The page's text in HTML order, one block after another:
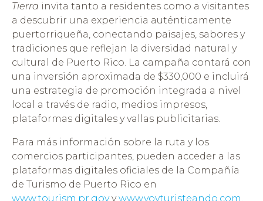
Tierra invita tanto a residentes como a visitantes
a descubrir una experiencia auténticamente
puertorriqueña, conectando paisajes, sabores y
tradiciones que reflejan la diversidad natural y
cultural de Puerto Rico. La campaña contará con
una inversión aproximada de $330,000 e incluirá
una estrategia de promoción integrada a nivel
local a través de radio, medios impresos,
plataformas digitales y vallas publicitarias.
Para más información sobre la ruta y los
comercios participantes, pueden acceder a las
plataformas digitales oficiales de la Compañía
de Turismo de Puerto Rico en
www.tourism.pr.govywww.voyturisteando.com